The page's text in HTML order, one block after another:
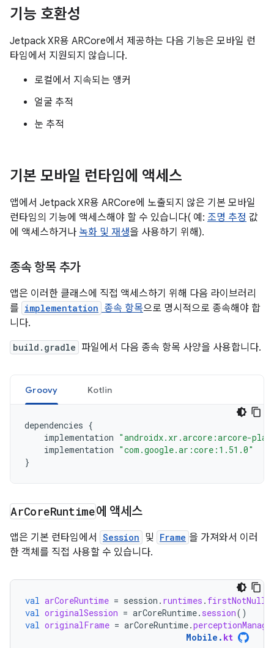
기능 호환성
Jetpack XR용 ARCore에서 제공하는 다음 기능은 모바일 런
타임에서 지원되지 않습니다.
로컬에서 지속되는 앵커
얼굴 추적
눈 추적
기본 모바일 런타임에 액세스
앱에서 Jetpack XR용 ARCore에 노출되지 않은 기본 모바일
런타임의 기능에 액세스해야 할 수 있습니다( 예: 조명 추정 값
에 액세스하거나 녹화 및 재생을 사용하기 위해).
종속 항목 추가
앱은 이러한 클래스에 직접 액세스하기 위해 다음 라이브러리
를 implementation 종속 항목으로 명시적으로 종속해야 합
니다.
build.gradle 파일에서 다음 종속 항목 사양을 사용합니다.
Groovy Kotlin
dependencies {
implementation "androidx.xr.arcore:arcore-
implementation "com.google.ar:core:1.51.0"
}
ArCoreRuntime에 액세스
앱은 기본 런타임에서 Session 및 Frame 을 가져와서 이러
한 객체를 직접 사용할 수 있습니다.
val arCoreRuntime = session . runtimes .
val originalSession = arCoreRuntime. session()
val originalFrame = arCoreRuntime.
Mobile . kt